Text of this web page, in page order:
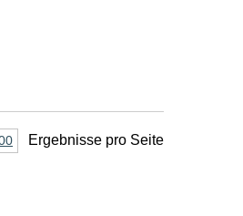
Ergebnisse
Ergebnisse pro Seite